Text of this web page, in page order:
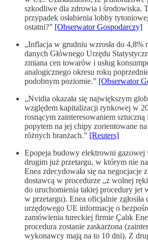
szkodliwe dla zdrowia i środowiska.
przypadek osłabienia lobby
ostatni?” [Obserwator Gospodarczy]
„Inflacja w grudniu wzrosła do 4,8%
danych Głównego Urzędu
zmiana cen towarów i usług
analogicznego okresu roku
podobnym poziomie.” [Obserwator
„Nvidia okazała się największym
względem kapitalizacji rynkowej w
rosnącym zainteresowaniem
popytem na jej chipy zorientowane
różnych branżach.” [Reuters]
Epopeja budowy elektrowni
drugim już przetargu, w którym nie
Enea zdecydowała się na negocjacje
dostawcą w procedurze „z wolnej
do uruchomienia takiej procedury jet
w przetargu). Enea oficjalnie zgłosiła
urzędowego UE informację o
zamówienia tureckiej firmie Çalık
procedura zostanie zaskarżona
wykonawcy mają na to 10 dni). Z